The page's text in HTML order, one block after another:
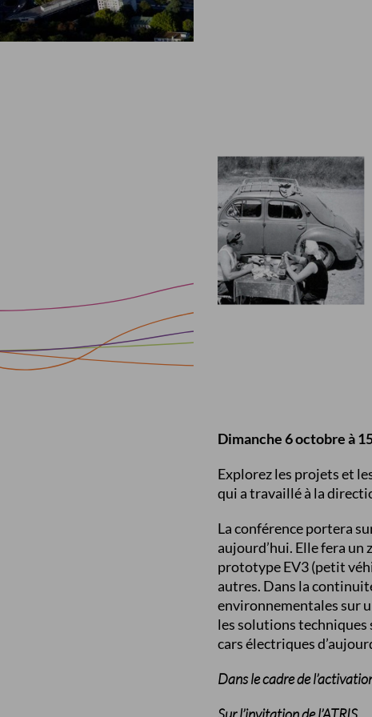
Dimanche 6 octobre à
Explorez les projets et
qui a travaillé à la
La conférence portera
aujourd’hui. Elle fera
prototype EV3 (petit
autres. Dans la
environnementales sur
les solutions techniques
cars électriques
Dans le cadre de